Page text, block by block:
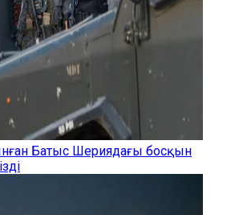
Батыс Шериядағы босқын